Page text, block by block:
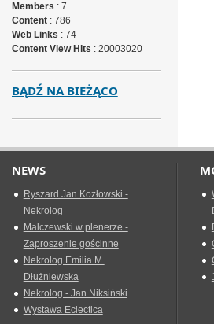
Members : 7
Content: 786
Web Links : 74
Content View Hits : 20003020
BĄDŹ NA BIEŻĄCO
NEWS
Ryszard Jan Kozłowski -
Nekrolog
Malczewski w plenerze -
Zaproszenie gościnne
Nekrolog Emilia M.
Dłużniewska
Nekrolog - Jan Niksiński
Wystawa Eclectica